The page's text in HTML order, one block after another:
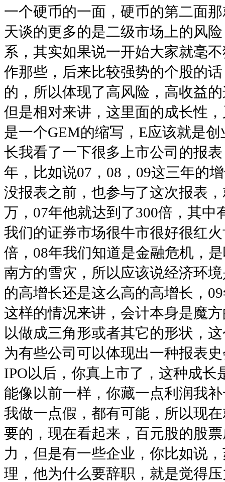
一个硬币的一面，硬币的第二面
天谈的更多的是二级市场上的风
系，其实如果说一开始大家就毫
作那些，后来比较强势的个股的
的，所以体现了高风险，高收益
但是相对来讲，这里面的成长性
是一个GEM的缩写，E应该就是
长我看了一下很多上市公司的报
年，比如说07，08，09这三年的
没报表之前，也参与了这次报表
万，07年他就达到了300倍，其中
我们的证券市场很牛市很好很红
倍，08年我们知道是金融危机，
南方的雪灾，所以应该说经济环
的高增长还是这么高的高增长，
这样的情况来讲，会计本身是魔
以做成三角形或者其它的形状，
为有些公司可以体现出一种报表
IPO以后，你真上市了，这种成
能像以前一样，你藏一点利润我
我做一点假，都有可能，所以现
要的，现在看起来，百元股的股
力，但是有一些企业，你比如说
理，他为什么要辞职，就是觉得